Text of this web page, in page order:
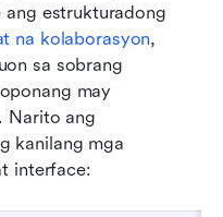
estrukturadong
na kolaborasyon,
sa sobrang
may
Narito ang
kanilang mga
interface: